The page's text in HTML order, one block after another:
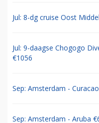
Jul: 8-dg cruise Oost
Jul: 9-daagse Chogogo
€1056
Sep: Amsterdam -
Sep: Amsterdam - Aruba